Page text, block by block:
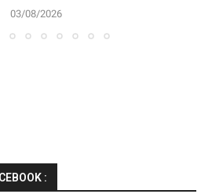
03/08/2026
: